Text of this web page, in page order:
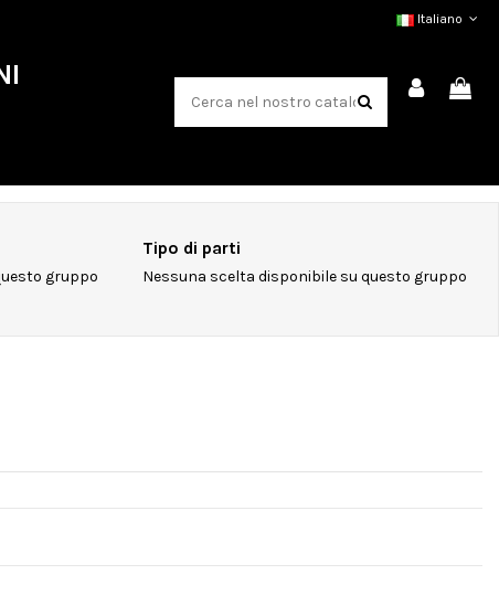
Italiano
gruppo
Tipo di parti
Nessuna scelta disponibile su questo gruppo